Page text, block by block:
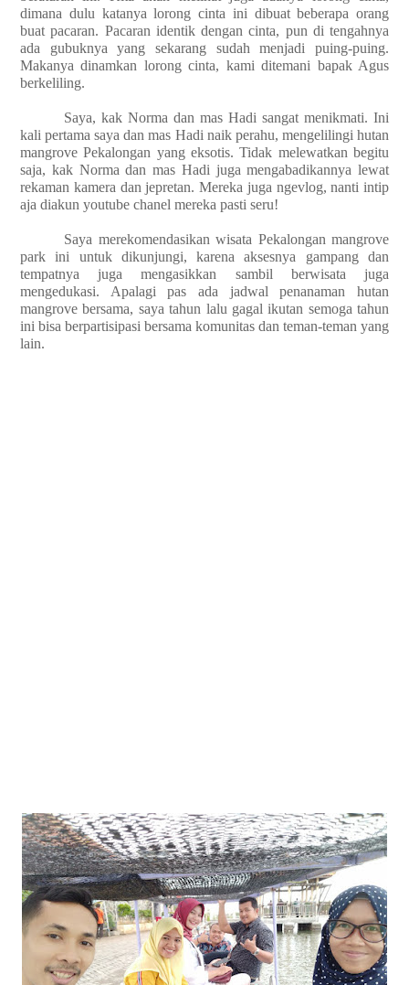
dimana dulu katanya lorong cinta ini dibuat beberapa orang
buat pacaran. Pacaran identik dengan cinta, pun di tengahnya
ada gubuknya yang sekarang sudah menjadi puing-puing.
Makanya dinamkan lorong cinta, kami ditemani bapak Agus
berkeliling.
Saya, kak Norma dan mas Hadi sangat menikmati. Ini
kali pertama saya dan mas Hadi naik perahu, mengelilingi hutan
mangrove Pekalongan yang eksotis. Tidak melewatkan begitu
saja, kak Norma dan mas Hadi juga mengabadikannya lewat
rekaman kamera dan jepretan. Mereka juga ngevlog, nanti intip
aja diakun youtube chanel mereka pasti seru!
Saya merekomendasikan wisata Pekalongan mangrove
park ini untuk dikunjungi, karena aksesnya gampang dan
tempatnya juga mengasikkan sambil berwisata juga
mengedukasi. Apalagi pas ada jadwal penanaman hutan
mangrove bersama, saya tahun lalu gagal ikutan semoga tahun
ini bisa berpartisipasi bersama komunitas dan teman-teman yang
lain.